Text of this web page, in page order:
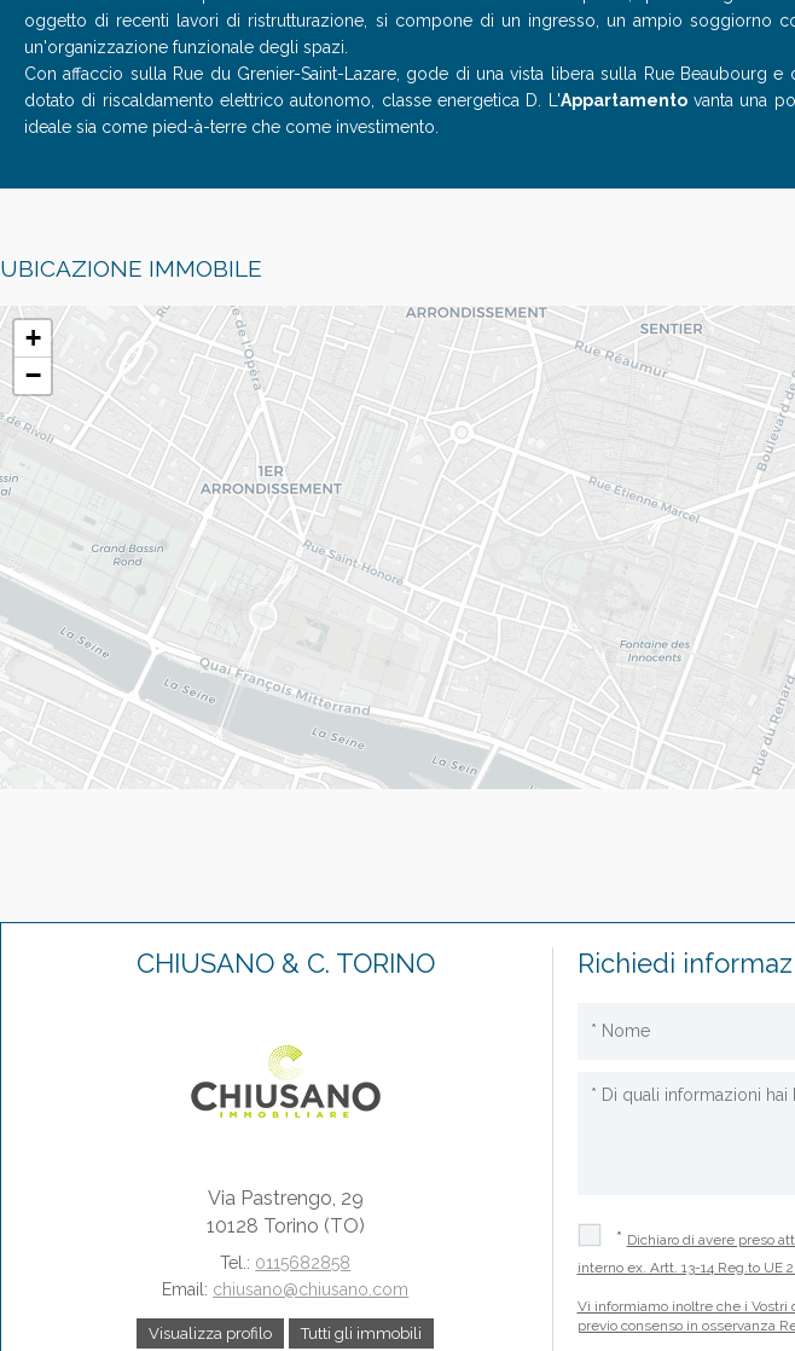
oggetto di recenti lavori di ristrutturazione, si compone di un ingresso, un ampio soggiorno
un'organizzazione funzionale degli spazi.
Con affaccio sulla Rue du Grenier-Saint-Lazare, gode di una vista libera sulla Rue
dotato di riscaldamento elettrico autonomo, classe energetica D. L'Appartamentovanta una
ideale sia come pied-à-terre che come investimento.
UBICAZIONE IMMOBILE
+
−
CHIUSANO & C. TORINO
Via Pastrengo, 29
10128 Torino (TO)
Tel.: 0115682858
Email: chiusano@chiusano.com
Visualizza profilo Tutti gli immobili
Richiedi
* Dichiaro di avere preso
interno ex. Artt. 13-14 Reg.to UE
Vi informiamo inoltre che i Vostri
previo consenso in osservanza